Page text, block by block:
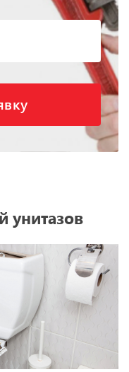
унитазов